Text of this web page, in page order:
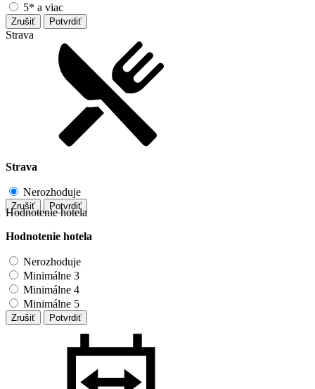
5* a viac
Zrušiť Potvrdiť
Strava
Strava
Nerozhoduje
Zrušiť Potvrdiť
Hodnotenie hotela
Hodnotenie hotela
Nerozhoduje
Minimálne 3
Minimálne 4
Minimálne 5
Zrušiť Potvrdiť